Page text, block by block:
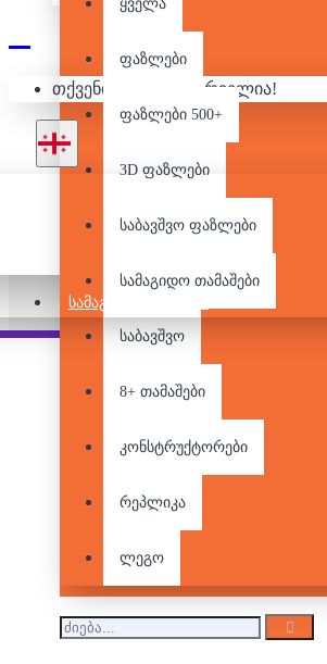
ᲡᲐᲛᲐᲒᲘᲓᲝ ᲗᲐᲛᲐᲨᲔᲑᲘ
ყველა
ფაზლები
ფაზლები 500+
3D ფაზლები
საბავშვო ფაზლები
სამაგიდო თამაშები
საბავშვო
8+ თამაშები
კონსტრუქტორები
რეპლიკა
ლეგო
თქვენი კალათა ცარიელია!
People Also Bought
Ticket To Ride To